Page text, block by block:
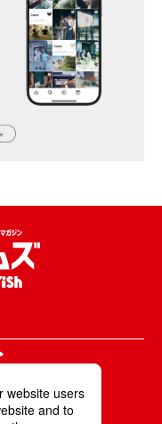
は国内外の
送・配信します。